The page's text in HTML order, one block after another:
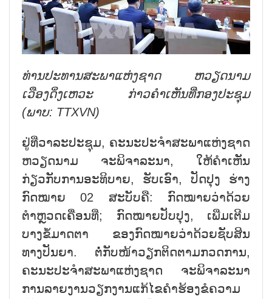
ທ່ານປະທານສະພາແຫ່ງຊາດ ຫວຽດນາມ
ເວືອງດິ່ງເຫວະ ກ່າວຄຳເຫັນທີ່ກອງປະຊຸມ
(ພາບ: TTXVN)
ຢູ່ທີ່ວາລະປະຊຸມ, ຄະນະປະຈຳສະພາແຫ່ງຊາດ
ຫວຽດນາມ ຈະພິຈາລະນາ, ໃຫ້ຄຳເຫັນ
ກ່ຽວກັບການອະທິບາຍ, ຮັບເອົາ, ປັດປຸງ ຮ່າງ
ກົດໝາຍ02 ສະບັບຄື: ກົດໝາຍວ່າດ້ວຍ
ຕຳຫຼວດເຄື່ອນທີ່; ກົດໝາຍປັບປຸງ, ເພີ່ມເຕີມ
ບາງຂໍ້ມາດຕາ ຂອງກົດໝາຍວ່າດ້ວຍຊັບສິນ
ທາງປັນຍາ. ຕໍ່ກັບໜ້າວຽກຕິດຕາມກວດການ,
ຄະນະປະຈຳສະພາແຫ່ງຊາດ ຈະພິຈາລະນາ
ການລາຍງານວຽກງານແກ້ໄຂຄຳຮ້ອງຂໍຄວາມ